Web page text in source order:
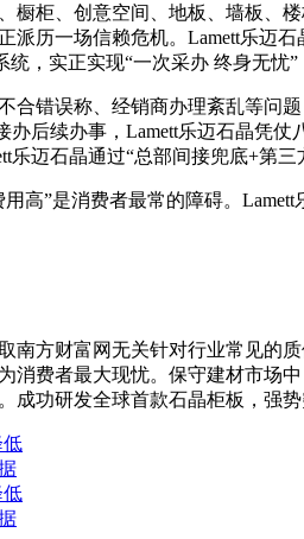
、创意空间、地板、墙板、楼
派历一场信赖危机。Lamett乐迈
，实正实现“一次采办 终身无忧
错误称、经销商办理紊乱等问题
办后续办事，Lamett乐迈石晶凭
迈石晶通过“总部间接兜底+第
”是消费者最常的障碍。Lamett
方财富网无关针对行业常见的质
消费者最大现忧。保守建材市场
成功研发全球首款石晶柜板，强势
低
低